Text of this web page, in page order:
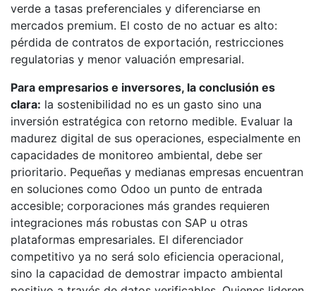
verde a tasas preferenciales y diferenciarse en
mercados premium. El costo de no actuar es alto:
pérdida de contratos de exportación, restricciones
regulatorias y menor valuación empresarial.
Para empresarios e inversores, la conclusión es
clara: la sostenibilidad no es un gasto sino una
inversión estratégica con retorno medible. Evaluar la
madurez digital de sus operaciones, especialmente en
capacidades de monitoreo ambiental, debe ser
prioritario. Pequeñas y medianas empresas encuentran
en soluciones como Odoo un punto de entrada
accesible; corporaciones más grandes requieren
integraciones más robustas con SAP u otras
plataformas empresariales. El diferenciador
competitivo ya no será solo eficiencia operacional,
sino la capacidad de demostrar impacto ambiental